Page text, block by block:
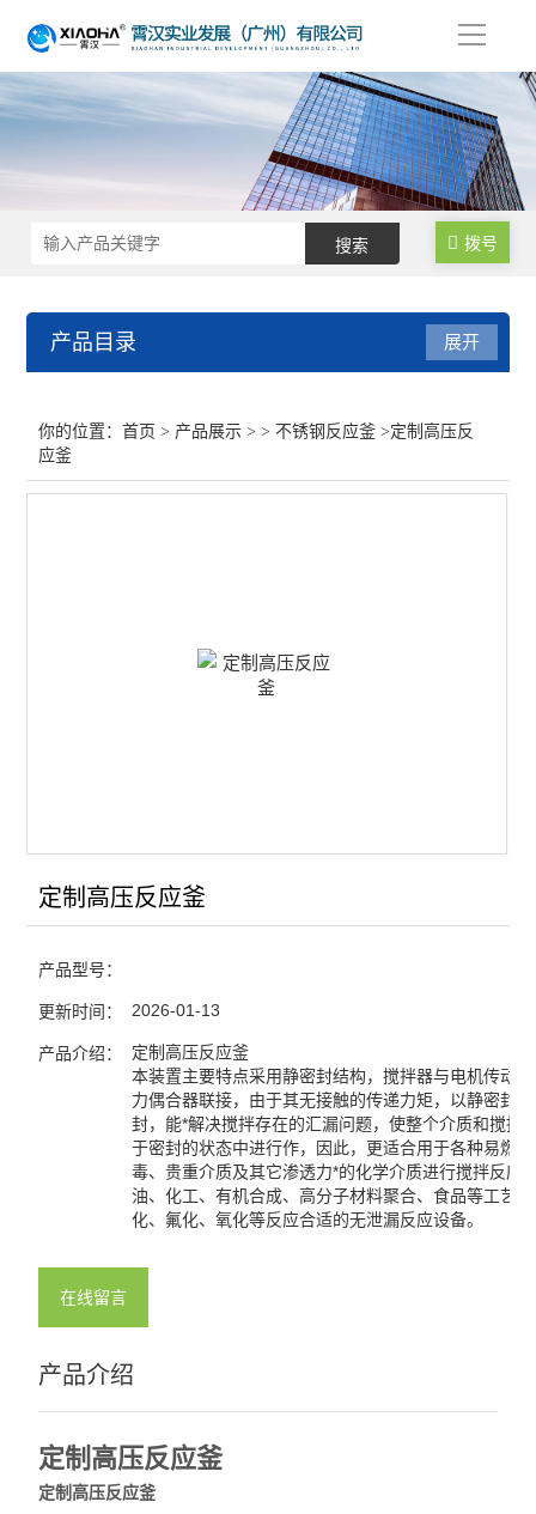
导
拨号
产品目录
不锈钢反应釜系列
展开
你的位置：首页 > 产品展示 > >不锈钢反应釜 >定制高压反
应釜
定制高压反应釜
产品型号：
更新时间： 2026-01-13
产品介绍：
定制高压反应釜
本装置主要特点采用静密封结构，搅拌器与电机传动
力偶合器联接，由于其无接触的传递力矩，以静密封
封，能*解决搅拌存在的汇漏问题，使整个介质和搅拌
于密封的状态中进行作，因此，更适合用于各种易燃
毒、贵重介质及其它渗透力*的化学介质进行搅拌反应
油、化工、有机合成、高分子材料聚合、食品等工艺
化、氟化、氧化等反应合适的无泄漏反应设备。
在线留言
产品介绍
定制高压反应釜
定制高压反应釜